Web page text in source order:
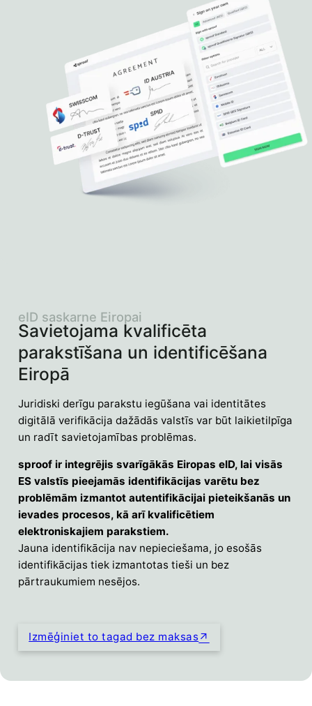
Savietojama kvalificēta
parakstīšana un identificēšana
Eiropā
eID saskarne Eiropai
Juridiski derīgu parakstu iegūšana vai identitātes
digitālā verifikācija dažādās valstīs var būt laikietilpīga
un radīt savietojamības problēmas.
sproof ir integrējis svarīgākās Eiropas eID, lai visās
ES valstīs pieejamās identifikācijas varētu bez
problēmām izmantot autentifikācijai pieteikšanās un
ievades procesos, kā arī kvalificētiem
elektroniskajiem parakstiem.
Jauna identifikācija nav nepieciešama, jo esošās
identifikācijas tiek izmantotas tieši un bez
pārtraukumiem nesējos.
Izmēģiniet to tagad bez maksas